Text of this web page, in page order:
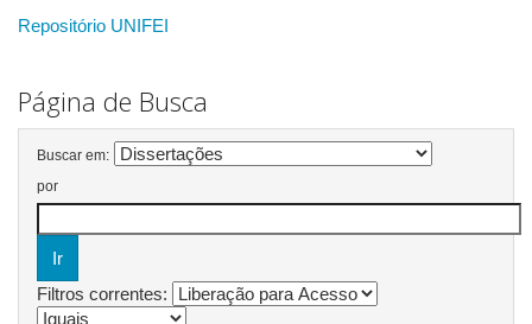
Repositório UNIFEI
Página de Busca
Buscar em:
por
Filtros correntes: